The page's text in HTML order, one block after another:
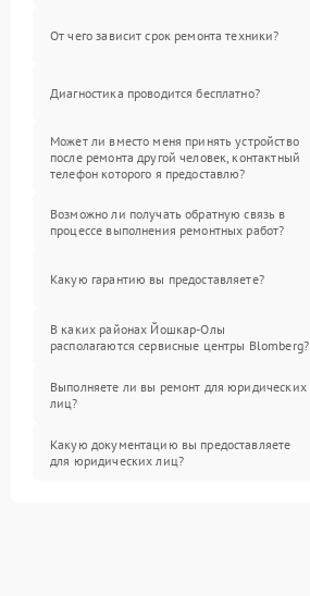
От чего зависит срок ремонта техники?
Диагностика проводится бесплатно?
Может ли вместо меня принять устройство
после ремонта другой человек, контактный
телефон которого я предоставлю?
Возможно ли получать обратную связь в
процессе выполнения ремонтных работ?
Какую гарантию вы предоставляете?
В каких районах Йошкар-Олы
располагаются сервисные центры Blomberg?
Выполняете ли вы ремонт для юридических
лиц?
Какую документацию вы предоставляете
для юридических лиц?